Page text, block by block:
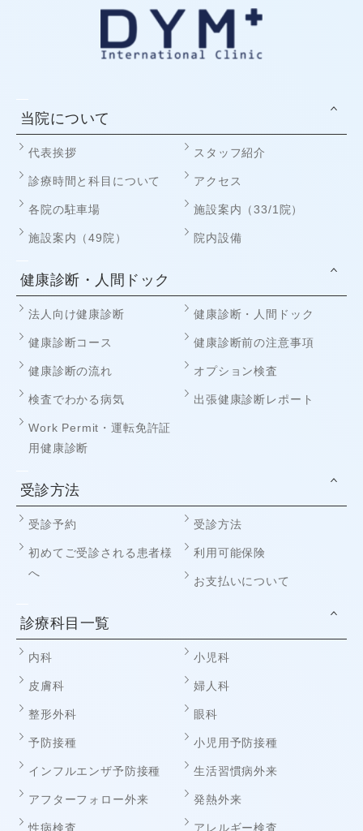
当院について
代表挨拶 スタッフ紹介
診療時間と科目について アクセス
各院の駐車場 施設案内（33/1院）
施設案内（49院） 院内設備
健康診断・人間ドック
法人向け健康診断 健康診断・人間ドック
健康診断コース 健康診断前の注意事項
健康診断の流れ オプション検査
検査でわかる病気 出張健康診断レポート
Work Permit・運転免許証
用健康診断
受診方法
受診予約 受診方法
初めてご受診される患者様
へ
利用可能保険
お支払いについて
診療科目一覧
内科 小児科
皮膚科 婦人科
整形外科 眼科
予防接種 小児用予防接種
インフルエンザ予防接種 生活習慣病外来
アフターフォロー外来 発熱外来
性病検査 アレルギー検査